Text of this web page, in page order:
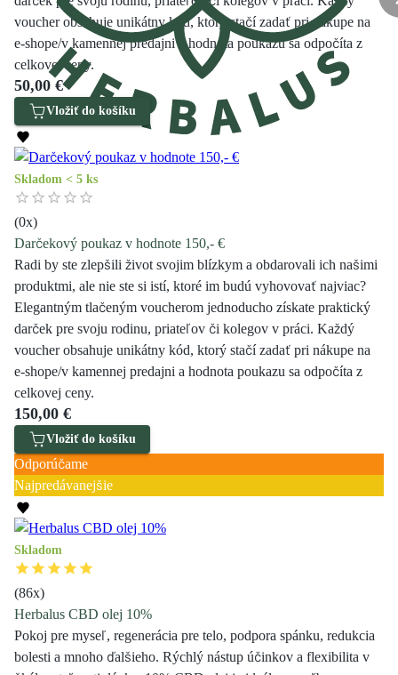
voucher obsahuje unikátny kód, ktorý stačí zadať pri nákupe na
e-shope/v kamennej predajni a hodnota poukazu sa odpočíta z
celkovej ceny.
50,00 €
Vložiť do košíku
Skladom < 5 ks
(0x)
Darčekový poukaz v hodnote 150,- €
Radi by ste zlepšili život svojim blízkym a obdarovali ich našimi
produktmi, ale nie ste si istí, ktoré im budú vyhovovať najviac?
Elegantným tlačeným voucherom jednoducho získate praktický
darček pre svoju rodinu, priateľov či kolegov v práci. Každý
voucher obsahuje unikátny kód, ktorý stačí zadať pri nákupe na
e-shope/v kamennej predajni a hodnota poukazu sa odpočíta z
celkovej ceny.
150,00 €
Vložiť do košíku
Odporúčame
Najpredávanejšie
Skladom
(86x)
Herbalus CBD olej 10%
Pokoj pre myseľ, regenerácia pre telo, podpora spánku, redukcia
bolesti a mnoho ďalšieho. Rýchlý nástup účinkov a flexibilita v